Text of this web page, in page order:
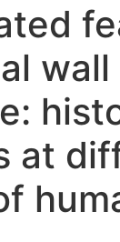
wall
at